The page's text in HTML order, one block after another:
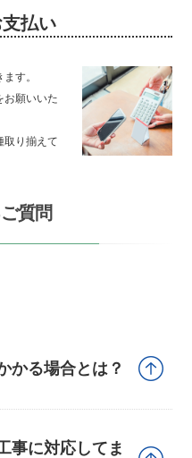
払い
す。
お願いいた
取り揃えて
質問
かる場合とは？
事に対応してま